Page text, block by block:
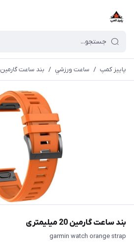
پاییز کمپ / ساعت ورزشي / بند ساعت گارمین
بند ساعت گارمین 20 میلیمتری
garmin watch orange strap